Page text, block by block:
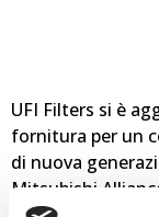
UFI Filters si è
fornitura per un
di nuova
Mitsubishi